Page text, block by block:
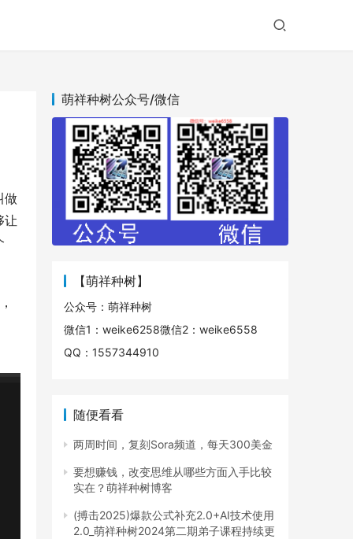
做
让
萌祥种树公众号/微信
【萌祥种树】
公众号：萌祥种树
微信1：weike6258微信2：weike6558
QQ：1557344910
随便看看
两周时间，复刻Sora频道，每天300美金
要想赚钱，改变思维从哪些方面入手比较
实在？萌祥种树博客
(搏击2025)爆款公式补充2.0+AI技术使用
2.0_萌祥种树2024第二期弟子课程持续更